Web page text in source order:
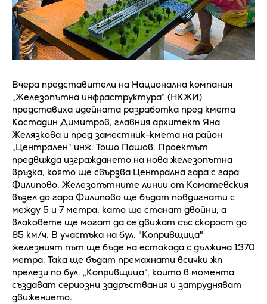
Вчера представители на Национална компания
„Железопътна инфраструктура“ (НКЖИ)
представиха идейната разработка пред кмета
Костадин Димитров, главния архитект Яна
Желязкова и пред заместник-кмета на район
„Централен“ инж. Тошо Пашов. Проектът
предвижда изграждането на нова железопътна
връзка, която ще свързва Централна гара с гара
Филипово. Железопътните линии от Коматевския
възел до гара Филипово ще бъдат повдигнати с
между 5 и 7 метра, като ще станат двойни, а
влаковете ще могат да се движат със скорост до
85 км/ч. В участъка на бул. "Копривщица"
железният път ще бъде на естакада с дължина 1370
метра. Така ще бъдат премахнати всички жп
прелези по бул. „Копривщица“, които в момента
създават сериозни задръствания и затрудняват
движението.